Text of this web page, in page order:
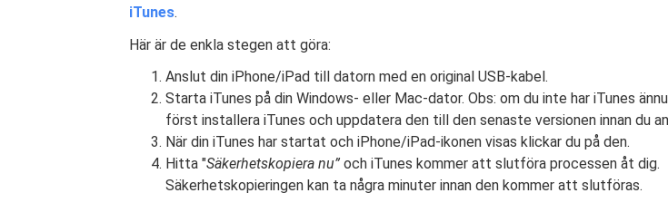
iTunes.
Här är de enkla stegen att göra:
Anslut din iPhone/iPad till datorn med en original USB-kabel.
Starta iTunes på din Windows- eller Mac-dator. Obs: om du inte har iTunes
först installera iTunes och uppdatera den till den senaste versionen innan du
När din iTunes har startat och iPhone/iPad-ikonen visas klickar du på den.
Hitta "Säkerhetskopiera nu” och iTunes kommer att slutföra processen åt dig.
Säkerhetskopieringen kan ta några minuter innan den kommer att slutföras.